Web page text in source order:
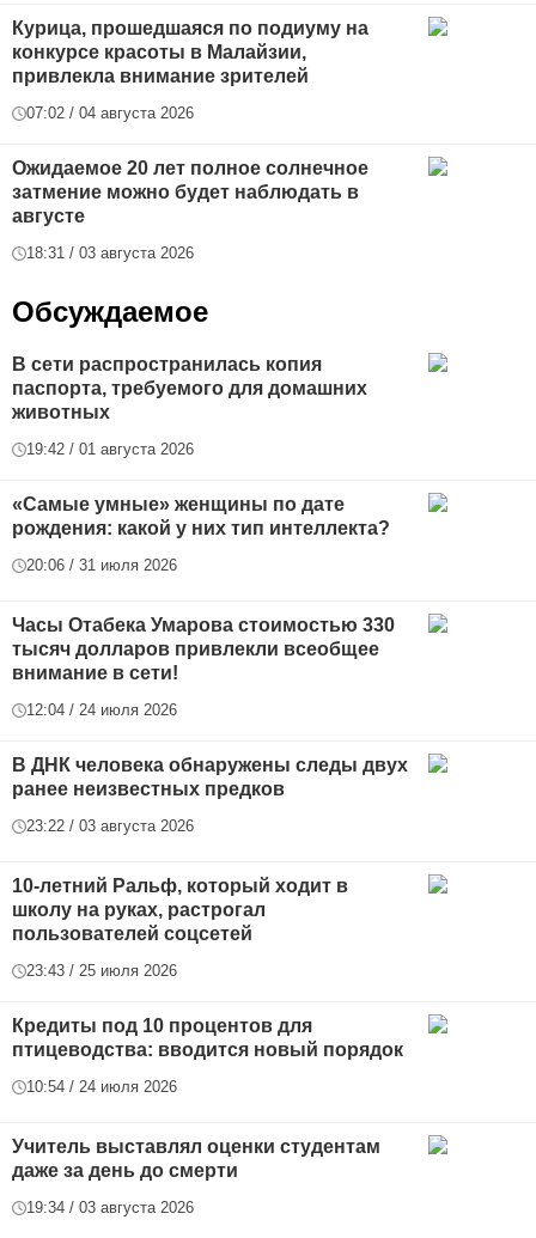
Курица, прошедшаяся по подиуму на
конкурсе красоты в Малайзии,
привлекла внимание зрителей
07:02 / 04 августа 2026
Ожидаемое 20 лет полное солнечное
затмение можно будет наблюдать в
августе
18:31 / 03 августа 2026
Обсуждаемое
В сети распространилась копия
паспорта, требуемого для домашних
животных
19:42 / 01 августа 2026
«Самые умные» женщины по дате
рождения: какой у них тип интеллекта?
20:06 / 31 июля 2026
Часы Отабека Умарова стоимостью 330
тысяч долларов привлекли всеобщее
внимание в сети!
12:04 / 24 июля 2026
В ДНК человека обнаружены следы двух
ранее неизвестных предков
23:22 / 03 августа 2026
10-летний Ральф, который ходит в
школу на руках, растрогал
пользователей соцсетей
23:43 / 25 июля 2026
Кредиты под 10 процентов для
птицеводства: вводится новый порядок
10:54 / 24 июля 2026
Учитель выставлял оценки студентам
даже за день до смерти
19:34 / 03 августа 2026